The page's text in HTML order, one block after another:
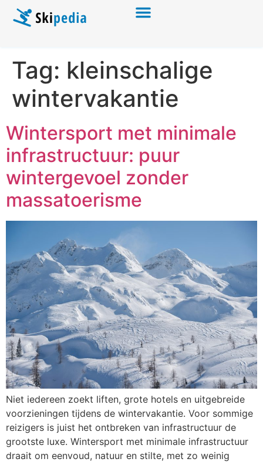
Tag: kleinschalige
wintervakantie
Wintersport met minimale
infrastructuur: puur
wintergevoel zonder
massatoerisme
Niet iedereen zoekt liften, grote hotels en uitgebreide
voorzieningen tijdens de wintervakantie. Voor sommige
reizigers is juist het ontbreken van infrastructuur de
grootste luxe. Wintersport met minimale infrastructuur
draait om eenvoud, natuur en stilte, met zo weinig